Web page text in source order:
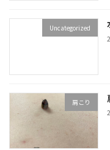
Uncategorized
肩こり